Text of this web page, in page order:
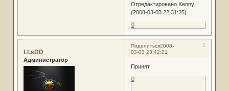
Отредактировано Kenny
(2008-03-03 22:31:25)
0
Поделиться 2
2008-
03-03 23:42:21
LLsDD
Администратор
Принят
0